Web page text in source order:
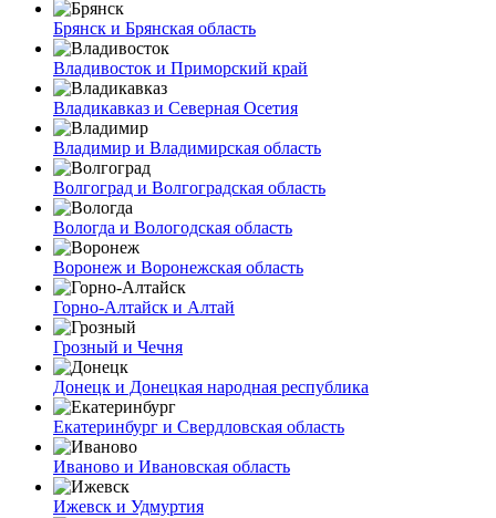
Брянск и Брянская область
Владивосток и Приморский край
Владикавказ и Северная Осетия
Владимир и Владимирская область
Волгоград и Волгоградская область
Вологда и Вологодская область
Воронеж и Воронежская область
Горно-Алтайск и Алтай
Грозный и Чечня
Донецк и Донецкая народная республика
Екатеринбург и Свердловская область
Иваново и Ивановская область
Ижевск и Удмуртия